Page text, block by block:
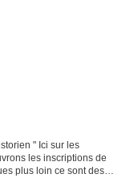
" Ici sur les
les inscriptions de
plus loin ce sont des